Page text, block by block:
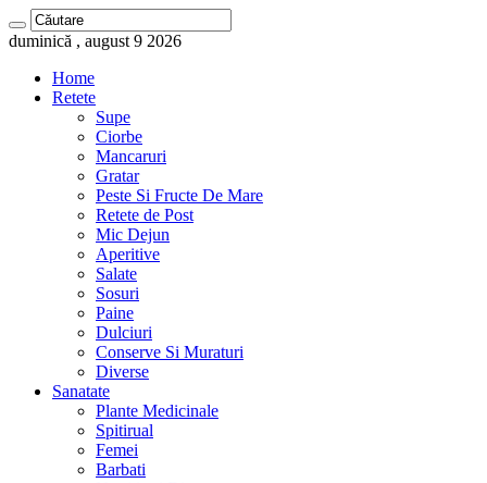
duminică , august 9 2026
Home
Retete
Supe
Ciorbe
Mancaruri
Gratar
Peste Si Fructe De Mare
Retete de Post
Mic Dejun
Aperitive
Salate
Sosuri
Paine
Dulciuri
Conserve Si Muraturi
Diverse
Sanatate
Plante Medicinale
Spitirual
Femei
Barbati